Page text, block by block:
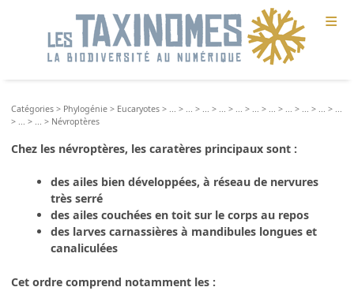
≡
Catégories > Phylogénie > Eucaryotes > > > > > > > > > > >
>
> > Névroptères
Chez les névroptères, les caratères principaux sont :
des ailes bien développées, à réseau de nervures
très serré
des ailes couchées en toit sur le corps au repos
des larves carnassières à mandibules longues et
canaliculées
Cet ordre comprend notamment les :